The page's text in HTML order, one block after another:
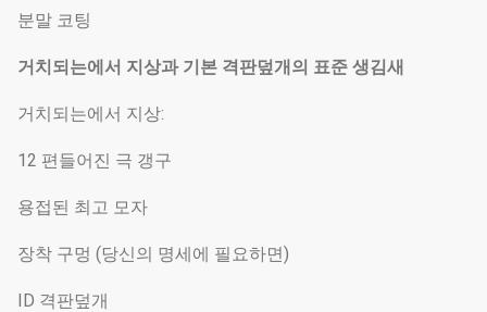
분말 코팅
거치되는에서 지상과 기본 격판덮개의 표준 생김새
거치되는에서 지상:
12 편들어진 극 갱구
용접된 최고 모자
장착 구멍 (당신의 명세에 필요하면)
ID 격판덮개